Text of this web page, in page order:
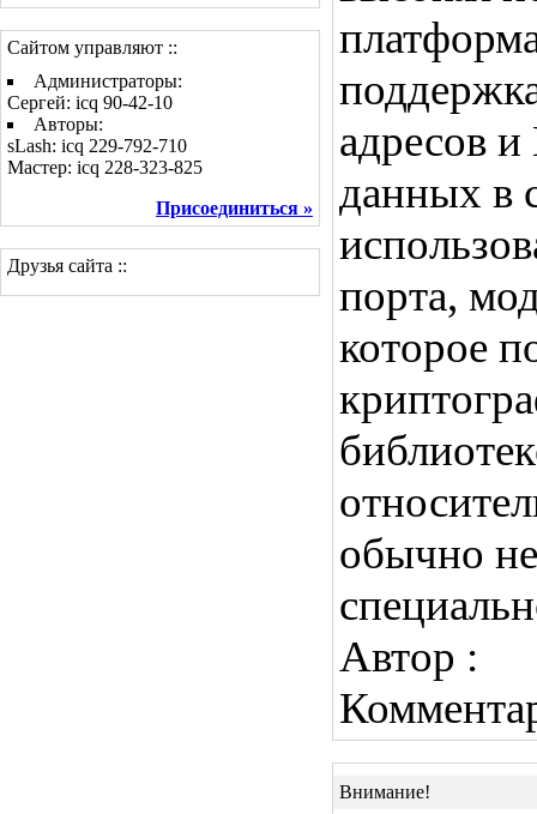
Сайтом управляют ::
Администраторы:
Сергей: icq 90-42-10
Авторы:
sLash: icq 229-792-710
Мастер: icq 228-323-825
Присоединиться »
Друзья сайта ::
адресов
данных в
порта,
которое
обычно
Автор :
Внимание!